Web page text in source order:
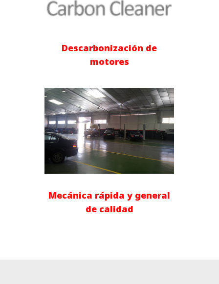
Descarbonización de
motores
Mecánica rápida y general
de calidad